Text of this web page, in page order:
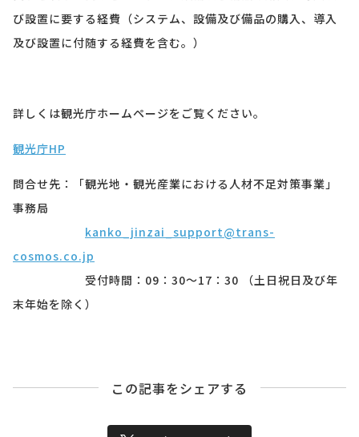
び設置に要する経費（システム、設備及び備品の購入、導入
及び設置に付随する経費を含む。）
詳しくは観光庁ホームページをご覧ください。
観光庁HP
問合せ先：
「観光地・観光産業における人材不足対策事業」
事務局
kanko_jinzai_support@trans-
cosmos.co.jp
受付時間：09：30～17：30 （土日祝日及び年
末年始を除く）
この記事をシェアする